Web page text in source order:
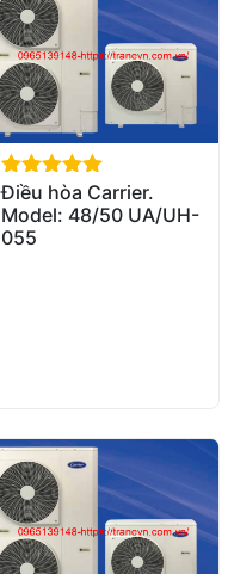
out of 5
Điều hòa Carrier.
Model: 48/50 UA/UH-
055